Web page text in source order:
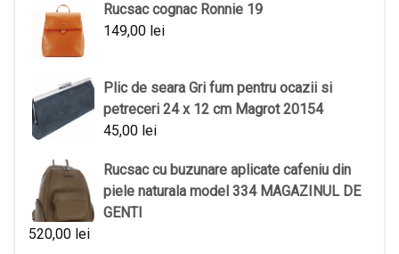
Rucsac cognac Ronnie 19
149,00 lei
Plic de seara Gri fum pentru ocazii si
petreceri 24 x 12 cm Magrot 20154
45,00 lei
Rucsac cu buzunare aplicate cafeniu din
piele naturala model 334 MAGAZINUL DE
GENTI
520,00 lei